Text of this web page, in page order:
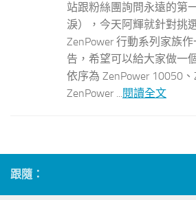
站跟粉絲團詢問永遠的第
淚），今天阿輝就針對挑
ZenPower 行動系列家族
告，希望可以給大家做一
依序為 ZenPower 10050、
ZenPower ...閱讀全文
跟隨：